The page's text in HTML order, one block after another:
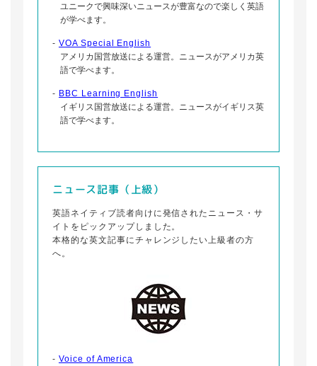
ユニークで興味深いニュースが豊富なので楽しく英語
が学べます。
- VOA Special English
アメリカ国営放送による運営。ニュースがアメリカ英
語で学べます。
- BBC Learning English
イギリス国営放送による運営。ニュースがイギリス英
語で学べます。
ニュース記事（上級）
英語ネイティブ読者向けに発信されたニュース・サ
イトをピックアップしました。
本格的な英文記事にチャレンジしたい上級者の方
へ。
- Voice of America